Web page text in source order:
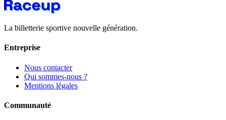
La billetterie sportive nouvelle génération.
Entreprise
Nous contacter
Qui sommes-nous ?
Mentions légales
Communauté